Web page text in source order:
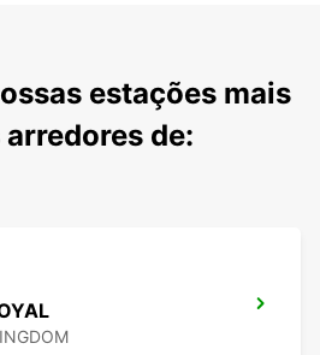
estações mais
de: